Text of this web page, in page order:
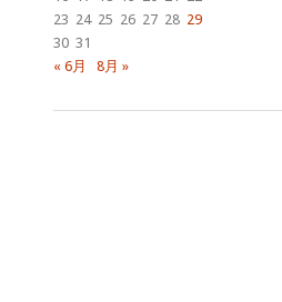
23 24 25 26 27 28 29
30 31
« 6月
8月 »